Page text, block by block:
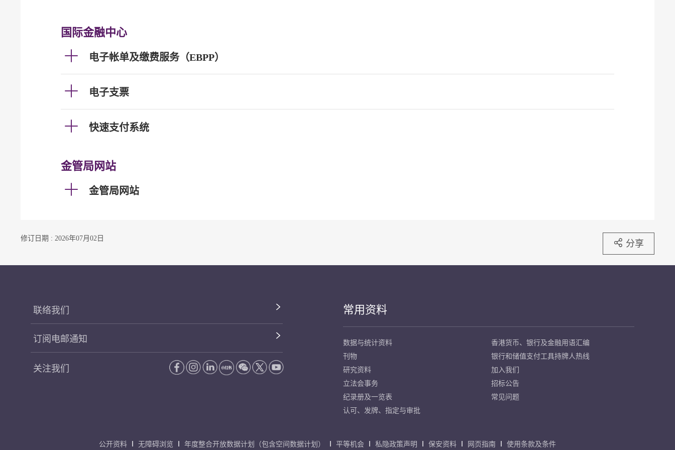
国际金融中心
电子帐单及缴费服务（EBPP）
电子支票
快速支付系统
金管局网站
金管局网站
修订日期 : 2026年07月02日 分享
联络我们
订阅电邮通知
关注我们
常用资料
数据与统计资料
刊物
研究资料
立法会事务
纪录册及一览表
认可、发牌、指定与审批
香港货币、银行及金融用语汇编
银行和储值支付工具持牌人热线
加入我们
招标公告
常见问题
公开资料 无障碍浏览 年度整合开放数据计划（包含空间数据计划） 平等机会 私隐政策声明 保安资料 网页指南 使用条款及条件